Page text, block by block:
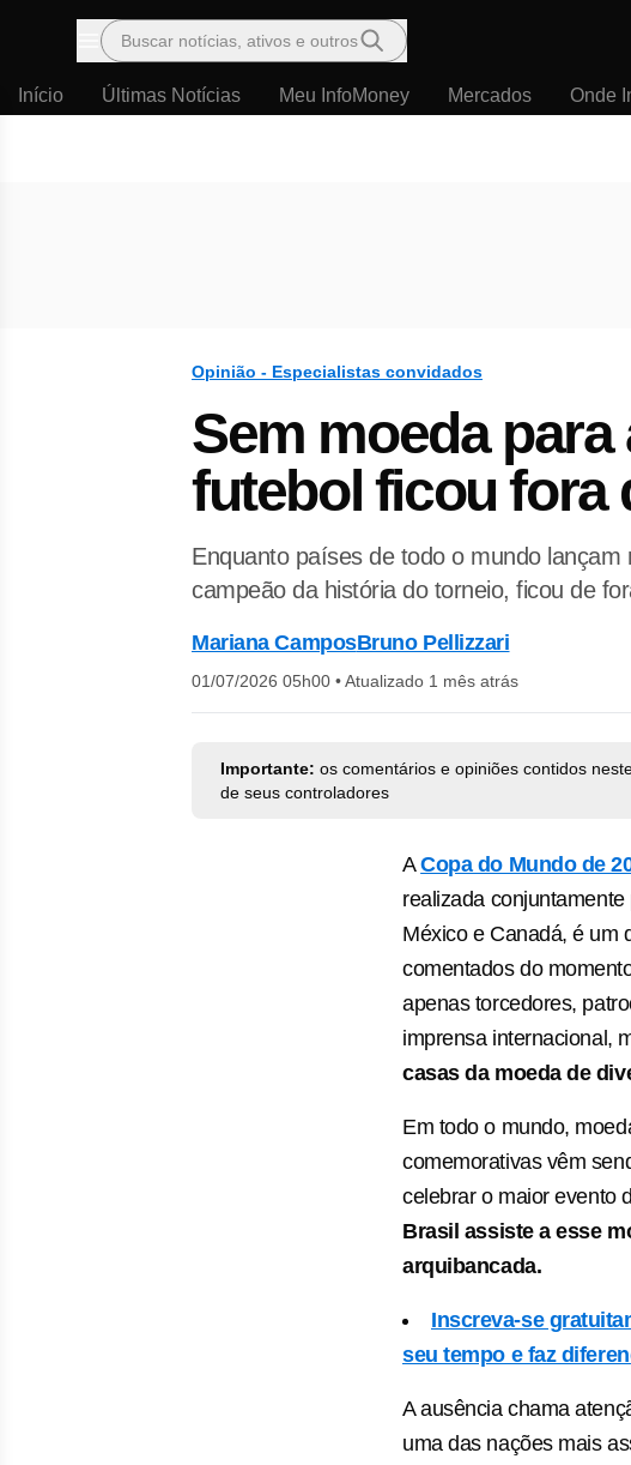
Menu
Buscar notícias, ativos e outros
Início Últimas Notícias Meu InfoMoney Mercados Onde
Opinião - Especialistas convidados
Sem moeda
futebol ficou fora
Enquanto países de todo o mundo
campeão da história do torneio, ficou de
Mariana CamposBruno Pellizzari
01/07/2026 05h00 •Atualizado 1 mês atrás
Importante: os comentários e opiniões contidos
de seus controladores
ACopa do Mundo de
realizada
México e Canadá, é um
comentados do
apenas torcedores,
imprensa internacional,
casas da moeda de
Em todo o mundo,
comemorativas vêm
celebrar o maior evento
Brasil assiste a esse
arquibancada.
Inscreva-se
seu tempo e faz
A ausência chama
uma das nações mais